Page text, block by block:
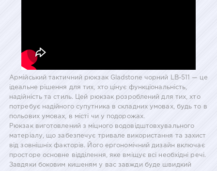
Армійський тактичний рюкзак Gladstone чорний LB-511 — це
ідеальне рішення для тих, хто цінує функціональність,
надійність та стиль. Цей рюкзак розроблений для тих, хто
потребує надійного супутника в складних умовах, будь то в
польових умовах, в місті чи у подорожах.
Рюкзак виготовлений з міцного водовідштовхувального
матеріалу, що забезпечує тривале використання та захист
від зовнішніх факторів. Його ергономічний дизайн включає
просторе основне відділення, яке вміщує всі необхідні речі.
Завдяки боковим кишеням у вас завжди буде швидкий